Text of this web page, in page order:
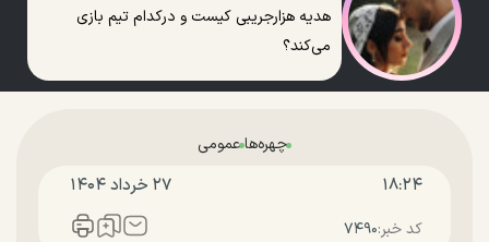
هدیه هزارجریبی کیست و درکدام تیم بازی
می‌کند؟
چهره‌هاعمومی
۱۸:۲۴ ۲۷ خرداد ۱۴۰۴
کد خبر:۷۴۹۰